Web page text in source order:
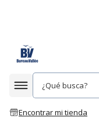
Afficher la
Encontrar mi tienda